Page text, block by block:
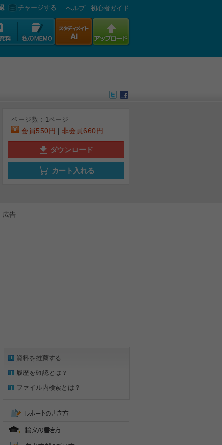
チャージする へルプ 初心者ガイド
ページ数 : 1ページ
会員550円 非会員660円
ダウンロード
カート入れる
広告
資料を推薦する
履歴を確認とは？
ファイル内検索とは？